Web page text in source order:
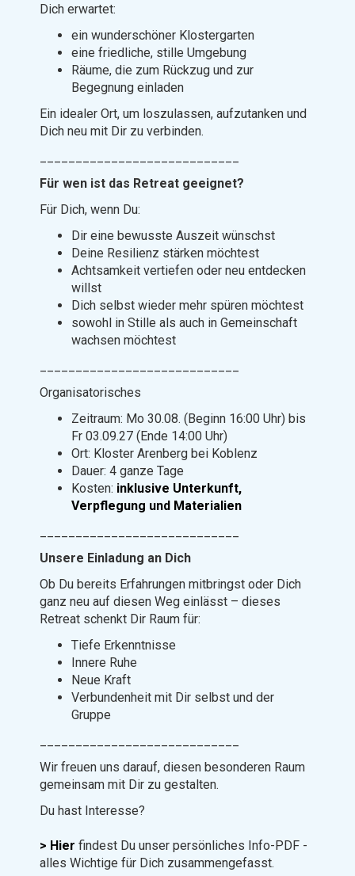
Dich erwartet:
ein wunderschöner Klostergarten
eine friedliche, stille Umgebung
Räume, die zum Rückzug und zur
Begegnung einladen
Ein idealer Ort, um loszulassen, aufzutanken und
Dich neu mit Dir zu verbinden.
Für wen ist das Retreat geeignet?
Für Dich, wenn Du:
Dir eine bewusste Auszeit wünschst
Deine Resilienz stärken möchtest
Achtsamkeit vertiefen oder neu entdecken
willst
Dich selbst wieder mehr spüren möchtest
sowohl in Stille als auch in Gemeinschaft
wachsen möchtest
Organisatorisches
Zeitraum: Mo 30.08. (Beginn 16:00 Uhr) bis
Fr 03.09.27 (Ende 14:00 Uhr)
Ort: Kloster Arenberg bei Koblenz
Dauer: 4 ganze Tage
Kosten: inklusive Unterkunft,
Verpflegung und Materialien
Unsere Einladung an Dich
Ob Du bereits Erfahrungen mitbringst oder Dich
ganz neu auf diesen Weg einlässt – dieses
Retreat schenkt Dir Raum für:
Tiefe Erkenntnisse
Innere Ruhe
Neue Kraft
Verbundenheit mit Dir selbst und der
Gruppe
Wir freuen uns darauf, diesen besonderen Raum
gemeinsam mit Dir zu gestalten.
Du hast Interesse?
> Hier findest Du unser persönliches Info-PDF -
alles Wichtige für Dich zusammengefasst.